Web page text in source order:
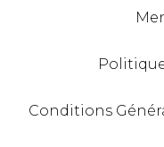
Conditions